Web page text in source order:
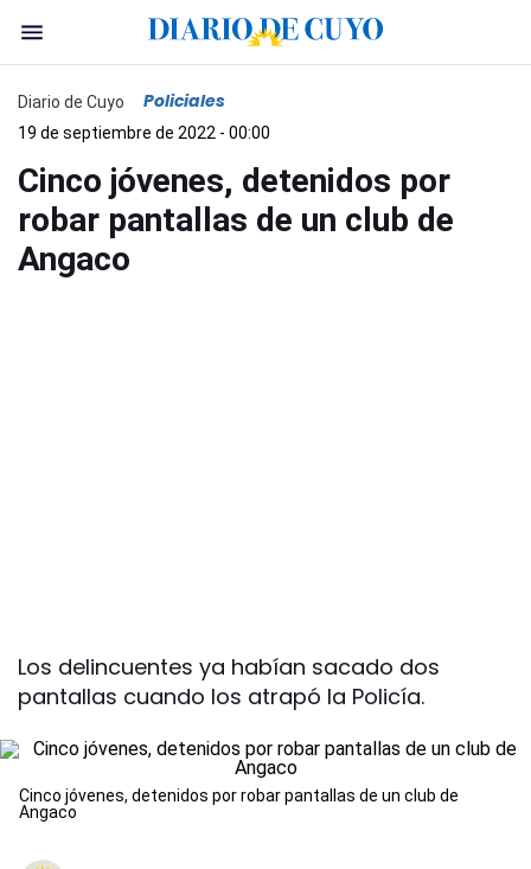
Diario de Cuyo Policiales
19 de septiembre de 2022 - 00:00
Cinco jóvenes, detenidos por
robar pantallas de un club de
Angaco
Los delincuentes ya habían sacado dos
pantallas cuando los atrapó la Policía.
Cinco jóvenes, detenidos por robar pantallas de un club de
Angaco